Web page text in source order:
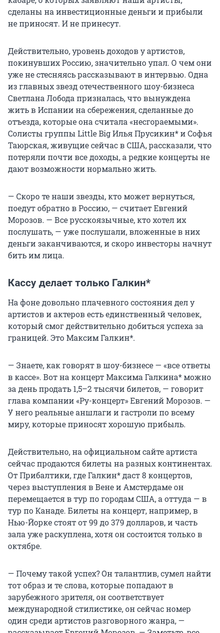
сделаны на инвестиционные деньги и прибыли
не приносят. И не принесут.
Действительно, уровень доходов у артистов,
покинувших Россию, значительно упал. О чем они
уже не стесняясь рассказывают в интервью. Одна
из главных звезд отечественного шоу-бизнеса
Светлана Лобода призналась, что вынуждена
жить в Испании на сбережения, сделанные до
отъезда, которые она считала «несгораемыми».
Солисты группы Little Big Илья Прусикин* и Софья
Таюрская, живущие сейчас в США, рассказали, что
потеряли почти все доходы, а редкие концерты не
дают возможности нормально жить.
— Скоро те наши звезды, кто может вернуться,
поедут обратно в Россию, — считает Евгений
Морозов. — Все русскоязычные, кто хотел их
послушать, — уже послушали, вложенные в них
деньги заканчиваются, и скоро инвесторы начнут
бить им лица.
Кассу делает только Галкин*
На фоне довольно плачевного состояния дел у
артистов и актеров есть единственный человек,
который смог действительно добиться успеха за
границей. Это Максим Галкин*.
— Знаете, как говорят в шоу-бизнесе — «все ответы
в кассе». Вот на концерт Максима Галкина* можно
за день продать 1,5–2 тысячи билетов, — говорит
глава компании «Ру-концерт» Евгений Морозов. —
У него реальные аншлаги и гастроли по всему
миру, которые приносят хорошую прибыль.
Действительно, на официальном сайте артиста
сейчас продаются билеты на разных континентах.
От Прибалтики, где Галкин* даст 8 концертов,
через выступления в Вене и Амстердаме он
перемещается в тур по городам США, а оттуда — в
тур по Канаде. Билеты на концерт, например, в
Нью-Йорке стоят от 99 до 379 долларов, и часть
зала уже раскуплена, хотя он состоится только в
октябре.
— Почему такой успех? Он талантлив, сумел найти
тот образ и те слова, которые попадают в
зарубежного зрителя, он соответствует
международной стилистике, он сейчас номер
один среди артистов разговорного жанра, —